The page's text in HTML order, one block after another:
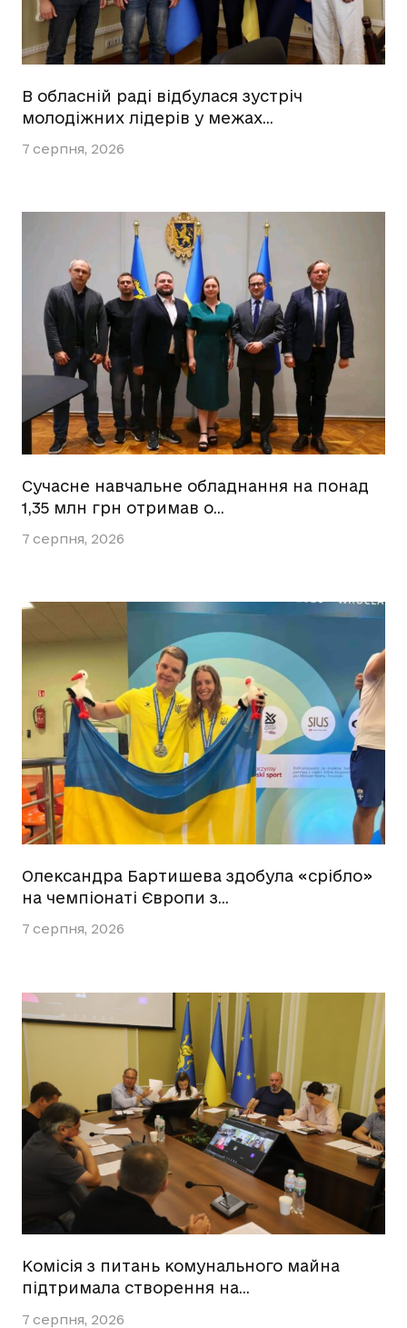
В обласній раді відбулася зустріч
молодіжних лідерів у межах…
7 серпня, 2026
Сучасне навчальне обладнання на понад
1,35 млн грн отримав о…
7 серпня, 2026
Олександра Бартишева здобула «срібло»
на чемпіонаті Європи з…
7 серпня, 2026
Комісія з питань комунального майна
підтримала створення на…
7 серпня, 2026